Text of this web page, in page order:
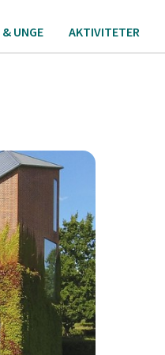
UNGE AKTIVITETER